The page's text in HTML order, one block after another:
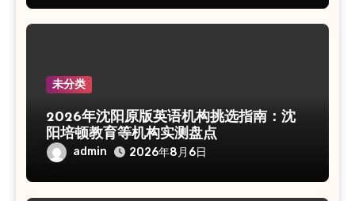
未分类
2026年沈阳原版英语机构挑选指南：沈
阳培顿教育等机构实测盘点
admin 2026年8月6日